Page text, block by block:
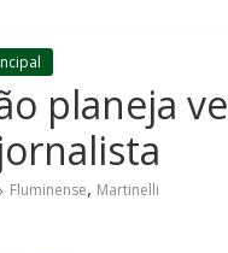
planeja
Fluminense, Martinelli